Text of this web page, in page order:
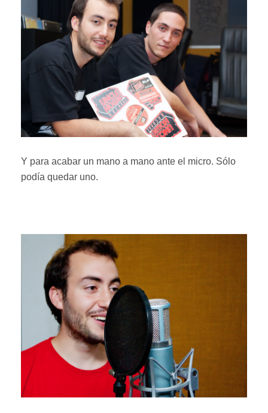
Y para acabar un mano a mano ante el micro. Sólo
podía quedar uno.